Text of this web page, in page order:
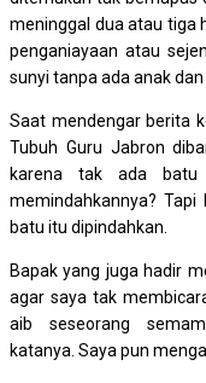
meninggal dua atau tiga
penganiayaan atau
sunyi tanpa ada anak dan
Saat mendengar berita
Tubuh Guru Jabron
karena tak ada
memindahkannya?
batu itu dipindahkan.
Bapak yang juga hadir
agar saya tak
aib seseorang
katanya. Saya pun